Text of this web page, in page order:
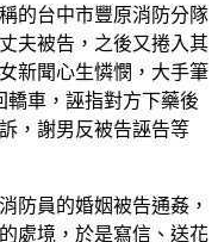
的台中市豐原消防分隊
夫被告，之後又捲入其
新聞心生憐憫，大手筆
車，誣指對方下藥後
，謝男反被告誣告等
防員的婚姻被告通姦，
處境，於是寫信、送花